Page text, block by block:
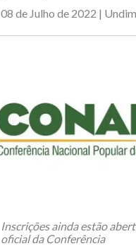
08 de Julho de 2022 |
Inscrições ainda estão
oficial da Conferência